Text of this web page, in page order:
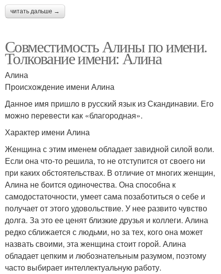
читать дальше →
Совместимость Алины по имени.
Толкование имени: Алина
Алина
Происхождение имени Алина
Данное имя пришло в русский язык из Скандинавии. Его
можно перевести как «благородная».
Характер имени Алина
Женщина с этим именем обладает завидной силой воли.
Если она что-то решила, то не отступится от своего ни
при каких обстоятельствах. В отличие от многих женщин,
Алина не боится одиночества. Она способна к
самодостаточности, умеет сама позаботиться о себе и
получает от этого удовольствие. У нее развито чувство
долга. За это ее ценят близкие друзья и коллеги. Алина
редко сближается с людьми, но за тех, кого она может
назвать своими, эта женщина стоит горой. Алина
обладает цепким и любознательным разумом, поэтому
часто выбирает интеллектуальную работу.